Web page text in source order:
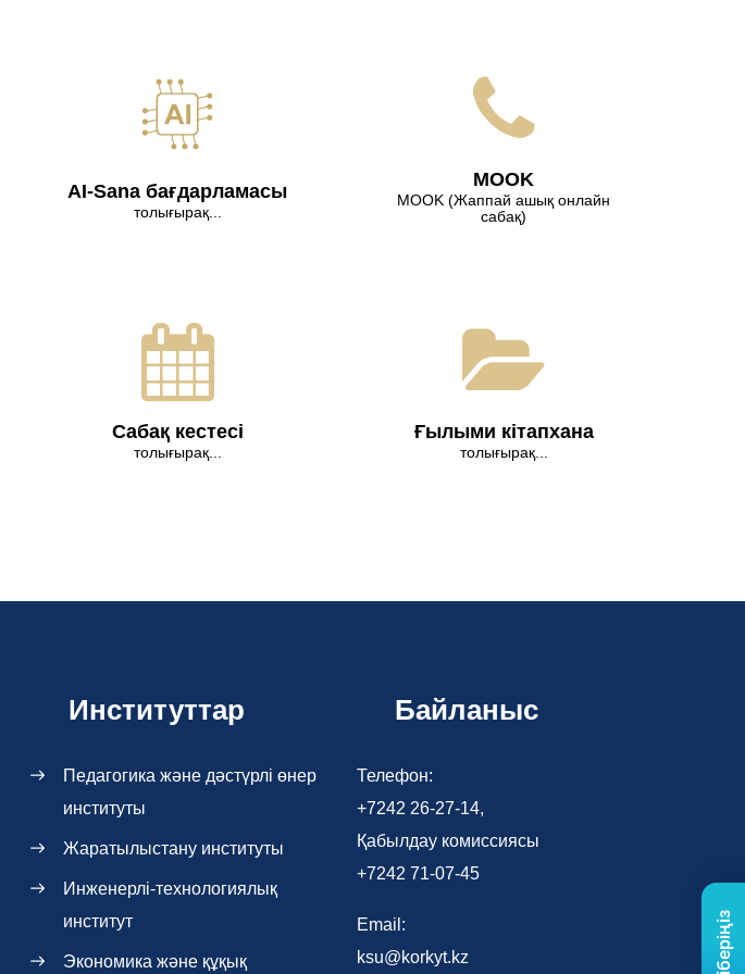
AI-Sana бағдарламасы
толығырақ...
МООK
МООK (Жаппай ашық онлайн
сабақ)
Сабақ кестесі
толығырақ...
Ғылыми кітапхана
толығырақ...
Институттар
Педагогика және дәстүрлі өнер
институты
Жаратылыстану институты
Инженерлі-технологиялық
институт
Экономика және құқық
Байланыс
Телефон:
+7242 26-27-14,
Қабылдау комиссиясы
+7242 71-07-45
Email:
ksu@korkyt.kz